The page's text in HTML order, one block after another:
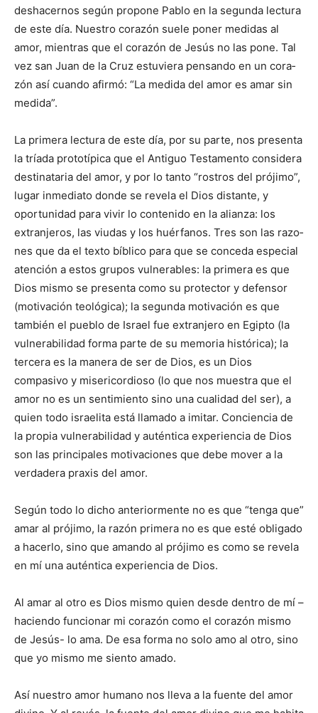
des­hacer­nos según propone Pa­blo en la segunda lectura
de este día. Nuestro corazón suele poner medidas al
amor, mientras que el cora­zón de Jesús no las pone. Tal
vez san Juan de la Cruz estuviera pensando en un cora­
zón así cuando afirmó: “La medida del amor es amar sin
medida”.
La primera lectura de este día, por su parte, nos presenta
la tríada prototípica que el Antiguo Testamento consi­de­ra
destinataria del amor, y por lo tanto “rostros del pró­ji­mo”,
lugar inmediato don­de se revela el Dios distante, y
oportunidad para vivir lo contenido en la alianza: los
extranjeros, las viudas y los huérfanos. Tres son las razo­
nes que da el texto bíblico para que se conceda especial
atención a estos grupos vulnerables: la primera es que
Dios mismo se presenta co­mo su protector y defensor
(motivación teológica); la se­gunda motivación es que
también el pueblo de Israel fue extranjero en Egipto (la
vulnerabilidad forma parte de su memoria histórica); la
tercera es la manera de ser de Dios, es un Dios
compasivo y misericordioso (lo que nos muestra que el
amor no es un sentimiento sino una cualidad del ser), a
quien todo israelita está llamado a imitar. Con­ciencia de
la propia vulnerabilidad y auténtica experiencia de Dios
son las principa­les mo­tivaciones que debe mover a la
verdadera praxis del amor.
Según todo lo dicho anteriormente no es que “tenga que”
amar al prójimo, la ra­zón primera no es que esté obligado
a hacerlo, sino que amando al prójimo es como se revela
en mí una auténtica experiencia de Dios.
Al amar al otro es Dios mismo quien desde dentro de mí –
haciendo funcionar mi corazón como el corazón mismo
de Jesús- lo ama. De esa forma no solo amo al otro, sino
que yo mismo me siento amado.
Así nuestro amor humano nos lleva a la fuente del amor